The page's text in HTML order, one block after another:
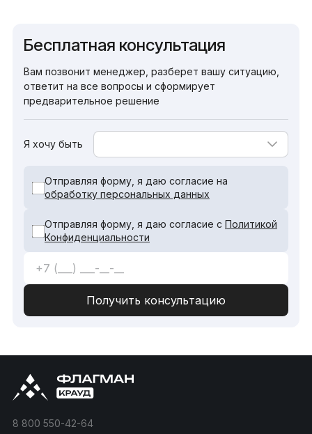
Бесплатная консультация
Вам позвонит менеджер, разберет вашу ситуацию,
ответит на все вопросы и сформирует
предварительное решение
Я хочу быть
Отправляя форму, я даю согласие на
обработку персональных данных
Отправляя форму, я даю согласие с Политикой
Конфиденциальности
8 800 550-42-64